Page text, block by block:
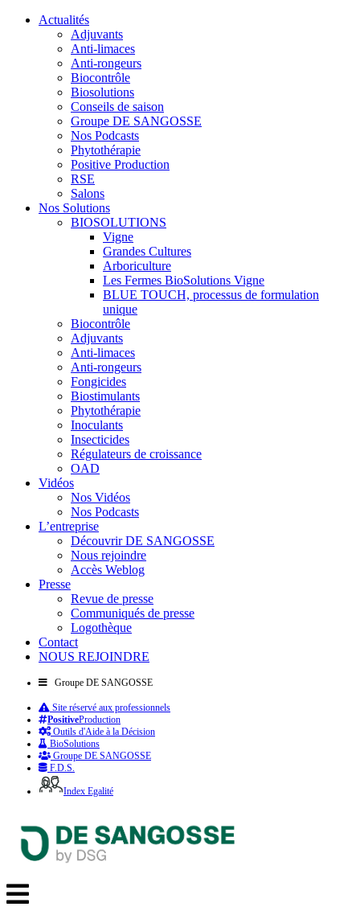
Actualités
Adjuvants
Anti-limaces
Anti-rongeurs
Biocontrôle
Biosolutions
Conseils de saison
Groupe DE SANGOSSE
Nos Podcasts
Phytothérapie
Positive Production
RSE
Salons
Nos Solutions
BIOSOLUTIONS
Vigne
Grandes Cultures
Arboriculture
Les Fermes BioSolutions Vigne
BLUE TOUCH, processus de formulation
unique
Biocontrôle
Adjuvants
Anti-limaces
Anti-rongeurs
Fongicides
Biostimulants
Phytothérapie
Inoculants
Insecticides
Régulateurs de croissance
OAD
Vidéos
Nos Vidéos
Nos Podcasts
L’entreprise
Découvrir DE SANGOSSE
Nous rejoindre
Accès Weblog
Presse
Revue de presse
Communiqués de presse
Logothèque
Contact
NOUS REJOINDRE
Groupe DE SANGOSSE
Site réservé aux professionnels
PositiveProduction
Outils d'Aide à la Décision
BioSolutions
Groupe DE SANGOSSE
F.D.S.
Index Egalité